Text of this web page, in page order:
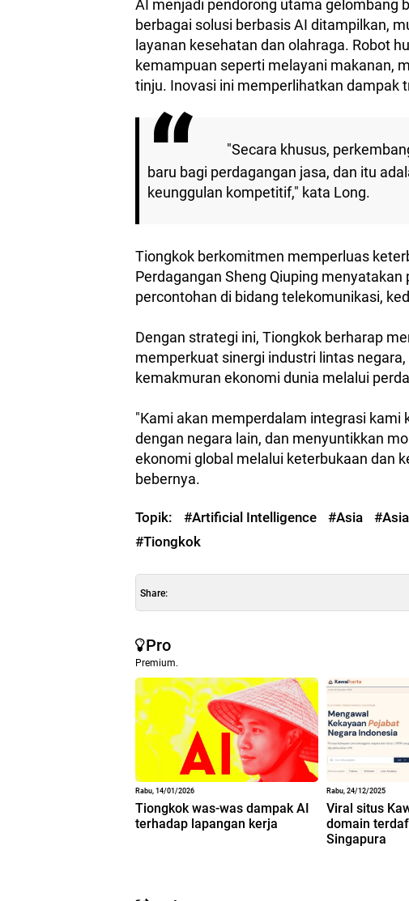
AI menjadi pendorong utama gelombang
berbagai solusi berbasis AI ditampilkan,
layanan kesehatan dan olahraga. Robot
kemampuan seperti melayani makanan,
tinju. Inovasi ini memperlihatkan dampak
"Secara khusus,
baru bagi perdagangan jasa, dan itu
keunggulan kompetitif," kata Long.
Tiongkok berkomitmen memperluas
Perdagangan Sheng Qiuping
percontohan di bidang telekomunikasi,
Dengan strategi ini, Tiongkok berharap
memperkuat sinergi industri lintas
kemakmuran ekonomi dunia melalui
"Kami akan memperdalam integrasi kami
dengan negara lain, dan menyuntikkan
ekonomi global melalui keterbukaan dan
bebernya.
Topik: #Artificial Intelligence #Asia
#Tiongkok
Share:
Pro
Premium.
Rabu, 14/01/2026
Tiongkok was-was dampak AI
terhadap lapangan kerja
Rabu, 24/12/2025
Viral situs
domain
Singapura